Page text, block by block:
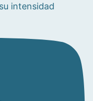
intensidad